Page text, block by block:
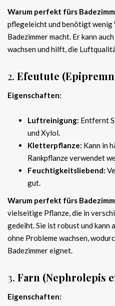
Warum perfekt fürs
pflegeleicht und benötigt wenig
Badezimmer macht. Er kann
wachsen und hilft, die
2. Efeutute
Eigenschaften:
Luftreinigung: Entfernt
und Xylol.
Kletterpflanze: Kann in
Rankpflanze verwendet
Feuchtigkeitsliebend:
gut.
Warum perfekt fürs
vielseitige Pflanze, die in
gedeiht. Sie ist robust und
ohne Probleme wachsen,
Badezimmer eignet.
3. Farn (Nephrolepis
Eigenschaften: